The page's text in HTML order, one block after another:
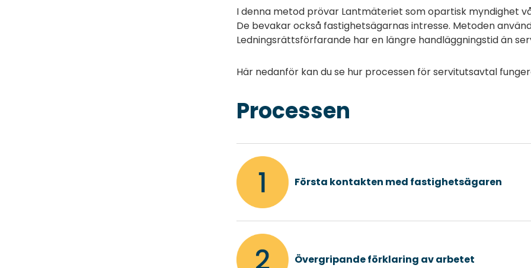
I denna metod prövar Lantmäteriet som opartisk myndighet
De bevakar också fastighetsägarnas intresse. Metoden
Ledningsrättsförfarande har en längre handläggningstid än
Här nedanför kan du se hur processen för servitutsavtal
Processen
Första kontakten med fastighetsägaren
Övergripande förklaring av arbetet